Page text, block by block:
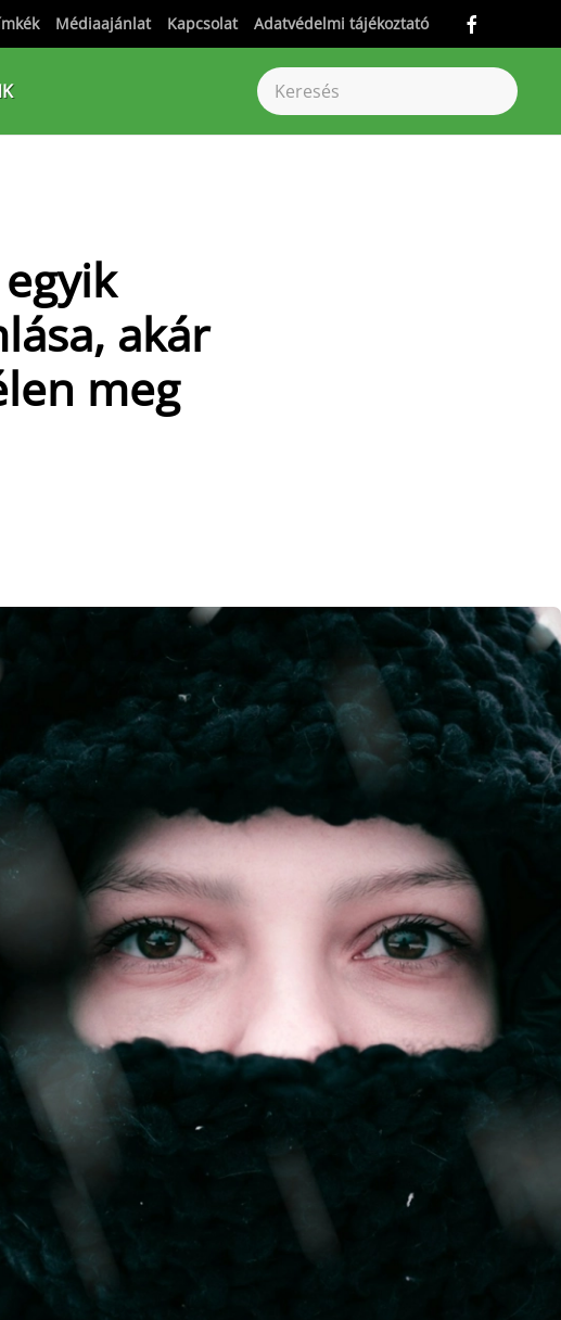
Médiaajánlat Kapcsolat Adatvédelmi tájékoztató
akár
meg